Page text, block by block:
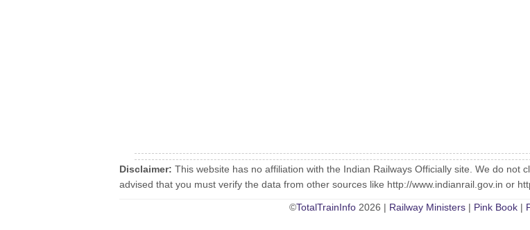
Disclaimer: This website has no affiliation with the Indian Railways Officially site. We do not
advised that you must verify the data from other sources like http://www.indianrail.gov.in or
©TotalTrainInfo 2026 | Railway Ministers | Pink Book |